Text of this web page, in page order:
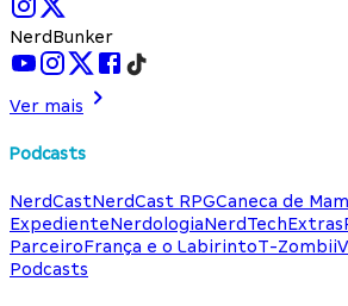
NerdBunker
Ver mais
Podcasts
NerdCastNerdCast RPGCaneca de
ExpedienteNerdologiaNerdTechExtras
ParceiroFrança e o LabirintoT-Zombii
Podcasts